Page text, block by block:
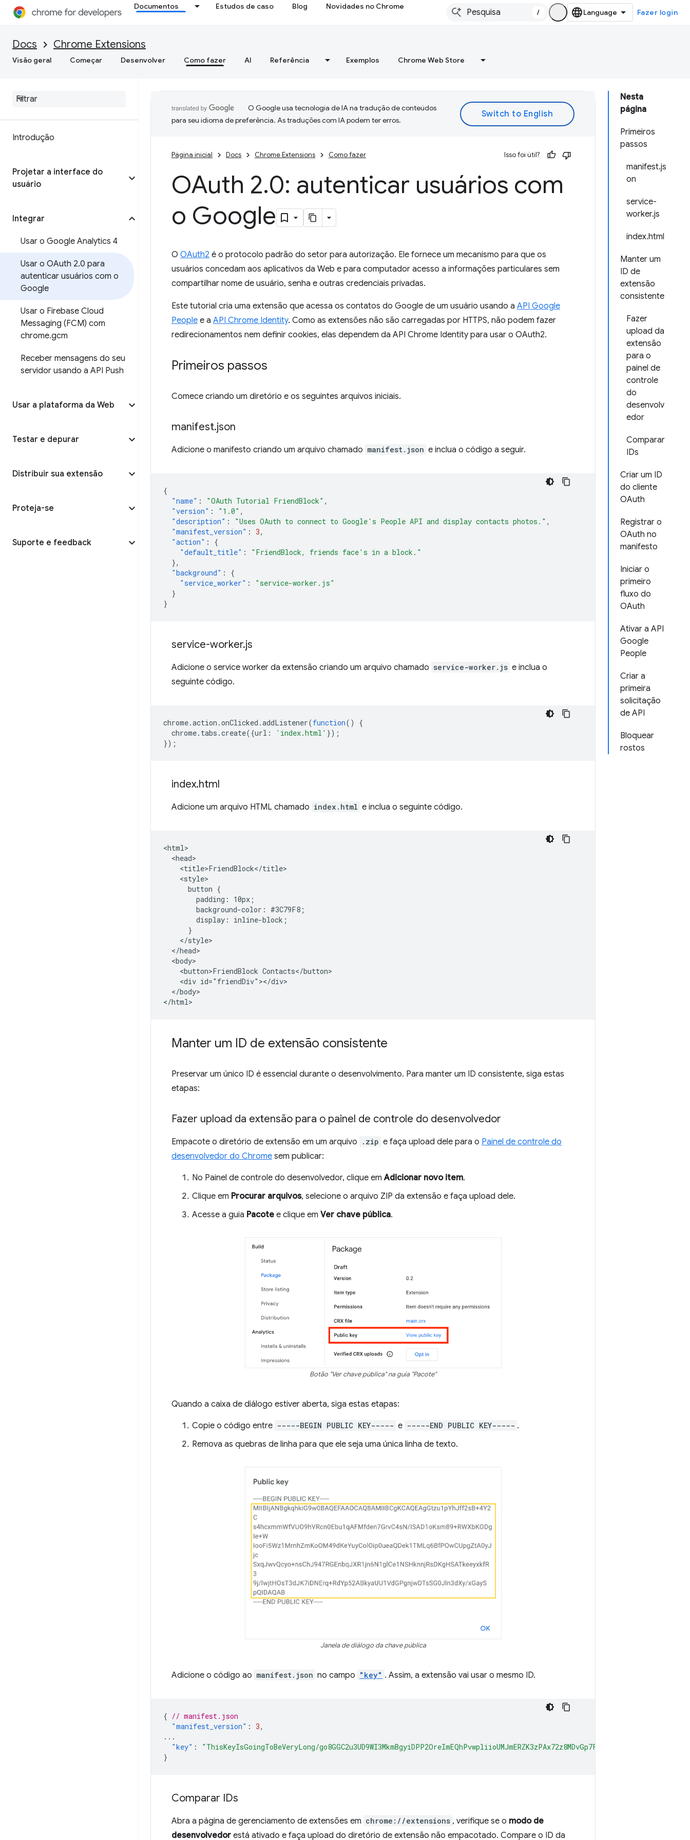
Documentos Estudos de caso Blog Novidades no Chrome
/ Fazer login
Docs Chrome Extensions
Visão geral Começar Desenvolver Como fazer AI Referência Exemplos Chrome Web Store
Introdução
Projetar a interface do
usuário
Integrar
Usar o Google Analytics 4
Usar o OAuth 2.0 para
autenticar usuários com o
Google
Usar o Firebase Cloud
Messaging (FCM) com
chrome.gcm
Receber mensagens do seu
servidor usando a API Push
Usar a plataforma da Web
Testar e depurar
Distribuir sua extensão
Proteja-se
Suporte e feedback
Nesta
página
Primeiros
passos
manifest.js
on
service-
worker.js
index.html
Manter um
ID de
extensão
consistente
Fazer
upload da
extensão
para o
painel de
controle
do
desenvolv
edor
Comparar
IDs
Criar um ID
do cliente
OAuth
Registrar o
OAuth no
manifesto
Iniciar o
primeiro
fluxo do
OAuth
Ativar a API
Google
People
Criar a
primeira
solicitação
de API
Bloquear
rostos
O Google usa tecnologia de IA na tradução de conteúdos
para seu idioma de preferência. As traduções com IA podem ter erros.
Página inicial Docs Chrome Extensions Como fazer Isso foi útil?
OAuth 2.0: autenticar usuários com
o Google
O OAuth2 é o protocolo padrão do setor para autorização. Ele fornece um mecanismo para que os
usuários concedam aos aplicativos da Web e para computador acesso a informações particulares sem
compartilhar nome de usuário, senha e outras credenciais privadas.
Este tutorial cria uma extensão que acessa os contatos do Google de um usuário usando a API Google
People e a API Chrome Identity. Como as extensões não são carregadas por HTTPS, não podem fazer
redirecionamentos nem definir cookies, elas dependem da API Chrome Identity para usar o OAuth2.
Primeiros passos
Comece criando um diretório e os seguintes arquivos iniciais.
manifest.json
Adicione o manifesto criando um arquivo chamado manifest.json e inclua o código a seguir.
{
"name" : "OAuth Tutorial FriendBlock" ,
"version" : "1.0" ,
"description" : "Uses OAuth to connect to Google's People API and display contacts photos." ,
"manifest_version" : 3,
"action" :
{
"default_title" :
"FriendBlock, friends face's in a block."
},
"background" :
{
"service_worker" :
"service-worker.js"
}
}
service-worker.js
Adicione o service worker da extensão criando um arquivo chamado service-worker.js e inclua o
seguinte código.
chrome.action .onClicked .addListener(function()
{
chrome. tabs .create({url : 'index.html' });
});
index.html
Adicione um arquivo HTML chamado index.html e inclua o seguinte código.
<html>
  <head>
    <title>FriendBlock</title>
    <style>
      button {
        padding: 10px;
        background-color: #3C79F8;
        display: inline-block;
      }
    </style>
  </head>
  <body>
    <button>FriendBlock Contacts</button>
    <div id="friendDiv"></div>
  </body>
Manter um ID de extensão consistente
Preservar um único ID é essencial durante o desenvolvimento. Para manter um ID consistente, siga estas
etapas:
Fazer upload da extensão para o painel de controle do desenvolvedor
Empacote o diretório de extensão em um arquivo .zip e faça upload dele para o Painel de controle do
desenvolvedor do Chrome sem publicar:
No Painel de controle do desenvolvedor, clique emAdicionar novo item.
Clique em Procurar arquivos, selecione o arquivo ZIP da extensão e faça upload dele.
Acesse a guia Pacote e clique em Ver chave pública.
Botão "Ver chave pública" na guia "Pacote"
Quando a caixa de diálogo estiver aberta, siga estas etapas:
Copie o código entre -----BEGIN PUBLIC KEY----- e -----END PUBLIC KEY----- .
Remova as quebras de linha para que ele seja uma única linha de texto.
Janela de diálogo da chave pública
Adicione o código ao manifest.json no campo "key" . Assim, a extensão vai usar o mesmo ID.
{ // manifest.json
"manifest_version" : 3,
...
"key" :
"ThisKeyIsGoingToBeVeryLong/
}
Comparar IDs
Abra a página de gerenciamento de extensões em chrome://extensions , verifique se o modo de
desenvolvedor está ativado e faça upload do diretório de extensão não empacotado. Compare o ID da